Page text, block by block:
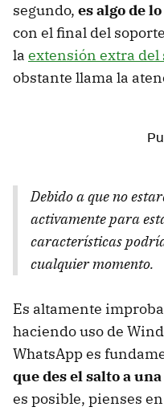
segundo, es algo de
con el final del
la extensión extra del
obstante llama la
Debido a que no
activamente para
características
cualquier momento.
Es altamente
haciendo uso de
WhatsApp es
que des el salto a
es posible, pienses